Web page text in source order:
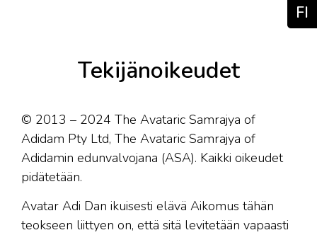
FI
Tekijänoikeudet
© 2013 – 2024 The Avataric Samrajya of
Adidam Pty Ltd, The Avataric Samrajya of
Adidamin edunvalvojana (ASA). Kaikki oikeudet
pidätetään.
Avatar Adi Dan ikuisesti elävä Aikomus tähän
teokseen liittyen on, että sitä levitetään vapaasti